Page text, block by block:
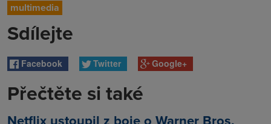
multimedia
Sdílejte
Facebook Twitter Google+
Přečtěte si také